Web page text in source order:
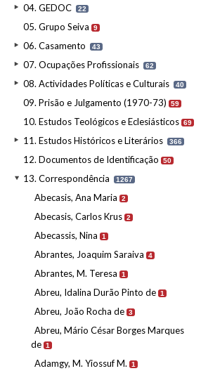
04. GEDOC 22
05. Grupo Seiva 9
06. Casamento 43
07. Ocupações Profissionais 62
08. Actividades Políticas e Culturais 40
09. Prisão e Julgamento (1970-73) 59
10. Estudos Teológicos e Eclesiásticos 69
11. Estudos Históricos e Literários 366
12. Documentos de Identificação 50
13. Correspondência 1267
Abecasis, Ana Maria 2
Abecasis, Carlos Krus 2
Abecassis, Nina 1
Abrantes, Joaquim Saraiva 4
Abrantes, M. Teresa 1
Abreu, Idalina Durão Pinto de 1
Abreu, João Rocha de 3
Abreu, Mário César Borges Marques
de 1
Adamgy, M. Yiossuf M. 1